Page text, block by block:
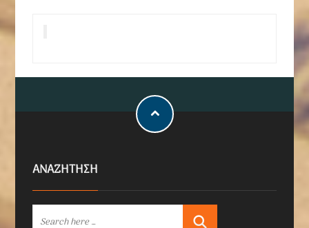
ΑΝΑΖΗΤΗΣΗ